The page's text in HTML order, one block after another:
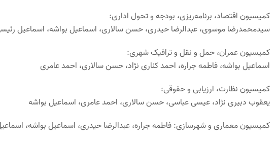
کمیسیون اقتصاد، برنامه‌ریزی، بودجه و تحول اداری:
سیدمحمدرضا موسوی، عبدالرضا حیدری، حسن سالاری، اسماعیل بواشه، اسماعیل
کمیسیون عمران، حمل و نقل و ترافیک شهری:
اسماعیل بواشه، فاطمه جراره، احمد کناری نژاد، حسن سالاری، احمد عامری
کمیسیون نظارت، ارزیابی و حقوقی:
یعقوب دبیری نژاد، عیسی عباسی، حسن سالاری، احمد عامری، اسماعیل بواشه
کمیسیون معماری و شهرسازی: فاطمه جراره، عبدالرضا حیدری، اسماعیل بواشه،